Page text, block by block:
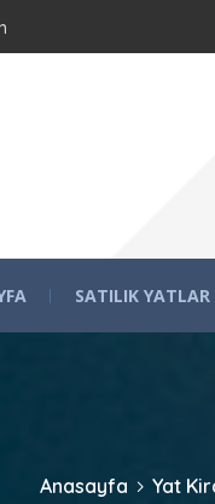
SATILIK YATLAR
Anasayfa Yat